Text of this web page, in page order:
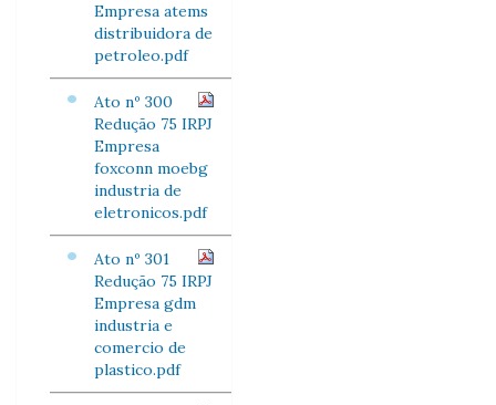
Empresa atems
distribuidora de
petroleo.pdf
Ato nº 300
Redução 75 IRPJ
Empresa
foxconn moebg
industria de
eletronicos.pdf
Ato nº 301
Redução 75 IRPJ
Empresa gdm
industria e
comercio de
plastico.pdf